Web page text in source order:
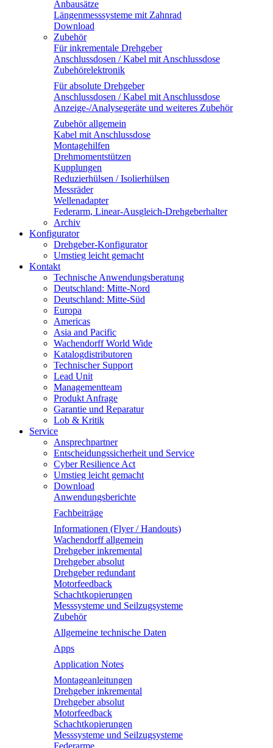
Anbausätze
Längenmesssysteme mit Zahnrad
Download
Zubehör
Für inkrementale Drehgeber
Anschlussdosen / Kabel mit Anschlussdose
Zubehörelektronik
Für absolute Drehgeber
Anschlussdosen / Kabel mit Anschlussdose
Anzeige-/Analysegeräte und weiteres Zubehör
Zubehör allgemein
Kabel mit Anschlussdose
Montagehilfen
Drehmomentstützen
Kupplungen
Reduzierhülsen / Isolierhülsen
Messräder
Wellenadapter
Federarm, Linear-Ausgleich-Drehgeberhalter
Archiv
Konfigurator
Drehgeber-Konfigurator
Umstieg leicht gemacht
Kontakt
Technische Anwendungsberatung
Deutschland: Mitte-Nord
Deutschland: Mitte-Süd
Europa
Americas
Asia and Pacific
Wachendorff World Wide
Katalogdistributoren
Technischer Support
Lead Unit
Managementteam
Produkt Anfrage
Garantie und Reparatur
Lob & Kritik
Service
Ansprechpartner
Entscheidungssicherheit und Service
Cyber Resilience Act
Umstieg leicht gemacht
Download
Anwendungsberichte
Fachbeiträge
Informationen (Flyer / Handouts)
Wachendorff allgemein
Drehgeber inkremental
Drehgeber absolut
Drehgeber redundant
Motorfeedback
Schachtkopierungen
Messsysteme und Seilzugsysteme
Zubehör
Allgemeine technische Daten
Apps
Application Notes
Montageanleitungen
Drehgeber inkremental
Drehgeber absolut
Motorfeedback
Schachtkopierungen
Messsysteme und Seilzugsysteme
Federarme